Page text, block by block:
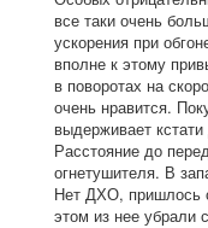
все таки очень
ускорения при
вполне к этому
в поворотах на
очень нравится.
выдерживает
Расстояние до
огнетушителя. В
Нет ДХО, пришлось
этом из нее убрали